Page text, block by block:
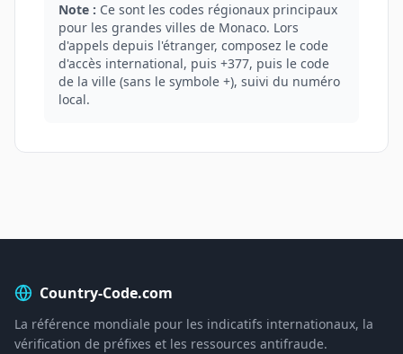
Note : Ce sont les codes régionaux principaux
pour les grandes villes de Monaco. Lors
d'appels depuis l'étranger, composez le code
d'accès international, puis +377, puis le code
de la ville (sans le symbole +), suivi du numéro
local.
Country-Code.com
La référence mondiale pour les indicatifs internationaux, la
vérification de préfixes et les ressources antifraude.